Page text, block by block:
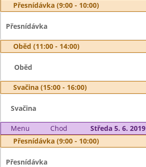
Přesnídávka (9:00 - 10:00)
Přesnídávka
Oběd (11:00 - 14:00)
Oběd
Svačina (15:00 - 16:00)
Svačina
Menu Chod
Středa 5. 6. 2019
Přesnídávka (9:00 - 10:00)
Přesnídávka